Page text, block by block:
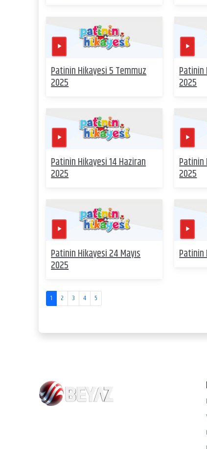
Patinin Hikayesi 5 Temmuz
2025
Patinin
2025
Patinin Hikayesi 14 Haziran
2025
Patinin
2025
Patinin Hikayesi 24 Mayıs
2025
Patinin
1 2 3 4 5